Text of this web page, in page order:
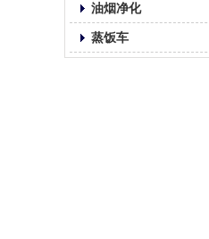
油烟净化
蒸饭车